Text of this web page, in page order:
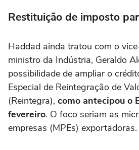
Restituição de imposto
Haddad ainda tratou com o
ministro da Indústria, Geraldo
possibilidade de ampliar o
Especial de Reintegração de
(Reintegra), como antecipou o
fevereiro. O foco seriam as
empresas (MPEs) exportadoras.